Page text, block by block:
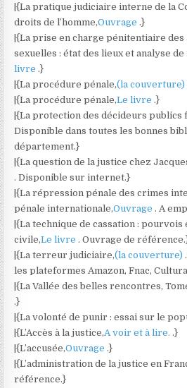
|{La pratique judiciaire interne de la
droits de l’homme,Ouvrage.}
|{La prise en charge pénitentiaire des
sexuelles : état des lieux et analyse
livre.}
|{La procédure pénale,(la couverture)
|{La procédure pénale,Le livre.}
|{La protection des décideurs publics
Disponible dans toutes les bonnes
département.}
|{La question de la justice chez
. Disponible sur internet.}
|{La répression pénale des crimes
pénale internationale,Ouvrage. A
|{La technique de cassation :
civile,Le livre. Ouvrage de
|{La terreur judiciaire,(la couverture)
les plateformes Amazon, Fnac,
|{La Vallée des belles rencontres,
.}
|{La volonté de punir : essai sur le
|{L’Accès à la justice,A voir et à lire..}
|{L’accusée,Ouvrage.}
|{L’administration de la justice en
référence.}